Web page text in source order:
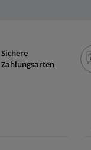
Sichere
Zahlungsarten